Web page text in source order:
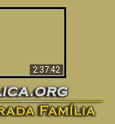
2:37:42